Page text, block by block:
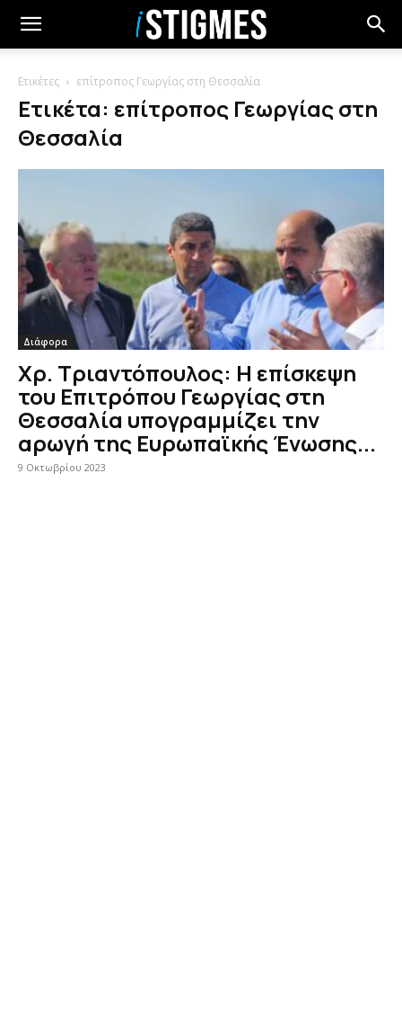
Ετικέτες επίτροπος Γεωργίας στη Θεσσαλία
Ετικέτα: επίτροπος Γεωργίας στη
Θεσσαλία
Διάφορα
Χρ. Τριαντόπουλος: Η επίσκεψη
του Επιτρόπου Γεωργίας στη
Θεσσαλία υπογραμμίζει την
αρωγή της Ευρωπαϊκής Ένωσης...
9 Οκτωβρίου 2023